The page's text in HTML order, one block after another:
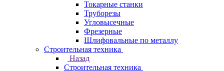
Токарные станки
Труборезы
Угловысечные
Фрезерные
Шлифовальные по металлу
Строительная техника
Назад
Строительная техника